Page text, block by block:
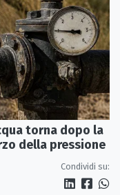
torna dopo la
della pressione
Condividi su: